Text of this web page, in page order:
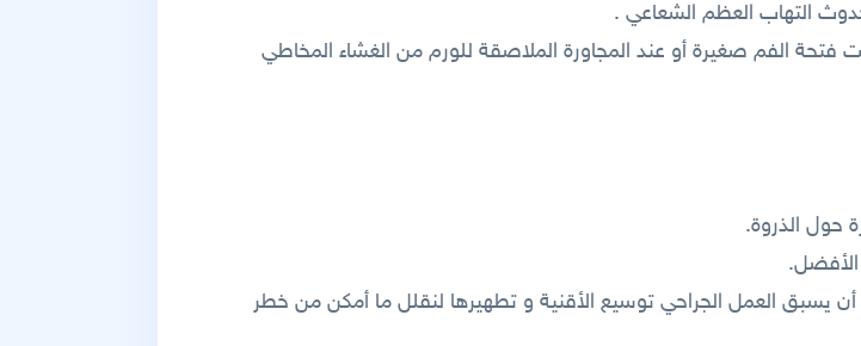
فتحة الفم صغيرة أو عند المجاورة الملاصقة للورم من الغشاء المخاطي
حول الذروة.
يسبق العمل الجراحي توسيع الأقنية و تطهيرها لنقلل ما أمكن من خطر